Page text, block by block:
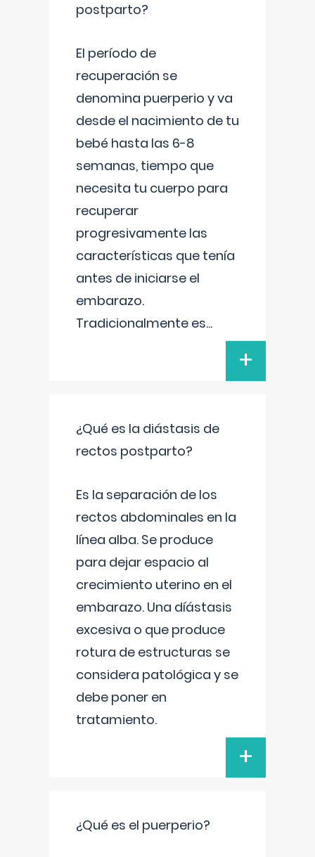
postparto?
El período de
recuperación se
denomina puerperio y va
desde el nacimiento de tu
bebé hasta las 6-8
semanas, tiempo que
necesita tu cuerpo para
recuperar
progresivamente las
características que tenía
antes de iniciarse el
embarazo.
Tradicionalmente es...
+
¿Qué es la diástasis de
rectos postparto?
Es la separación de los
rectos abdominales en la
línea alba. Se produce
para dejar espacio al
crecimiento uterino en el
embarazo. Una díástasis
excesiva o que produce
rotura de estructuras se
considera patológica y se
debe poner en
tratamiento.
+
¿Qué es el puerperio?